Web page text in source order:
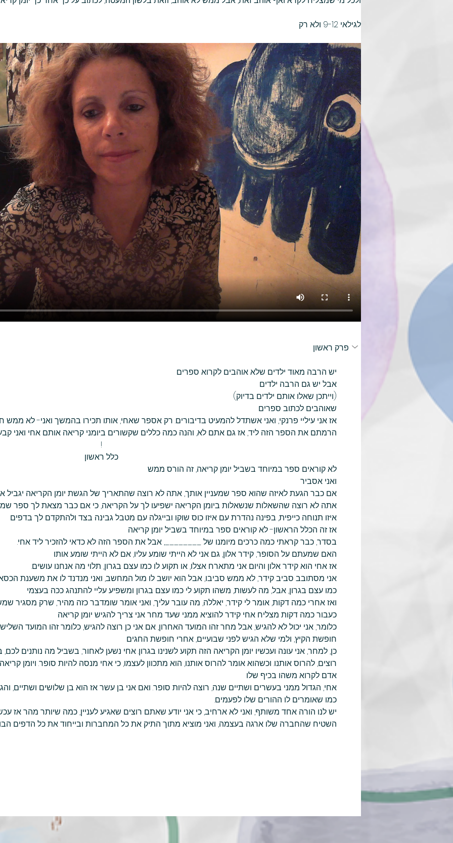
לגילאי 9-12 ולא רק
פרק ראשון
יש הרבה מאוד ילדים שלא אוהבים לקרוא ספרים
אבל יש גם הרבה ילדים
(וייתכן שאלו אותם ילדים בדיוק)
שאוהבים לכתוב ספרים
אז אני עיליי פרנקי, ואני אשתדל להמעיט בדיבורים. רק אספר שאחי, אותו תכירו בהמשך ואני- לא ממש
הרמתם את הספר הזה ליד, אז גם אתם לא, והנה כמה כללים שקשורים ביומני קריאה אותם אחי ואני
!
כלל ראשון
לא קוראים ספר במיוחד בשביל יומן קריאה, זה הורס ממש
ואני אסביר
אם כבר הגעת לאיזה שהוא ספר שמעניין אותך, אתה לא רוצה שהתאריך של הגשת יומן הקריאה יגביל
אתה לא רוצה שהשאלות שנשאלות ביומן הקריאה ישפיעו לך על הקריאה, כי אם כבר מצאת לך ספר
איזו תנוחה כייפית, בפינה נהדרת עם איזו כוס שוקו ובייגלה עם מטבל גבינה בצד ולהתקדם לך בדפים
אז זה הכלל הראשון- לא קוראים ספר במיוחד בשביל יומן קריאה
בסדר, כבר קראתי כמה כרכים מיומנו של ________, אבל את הספר הזה לא כדאי להזכיר ליד אחי.
האם שמעתם על הסופר, קידר אלון, גם אני לא הייתי שומע עליו, אם לא הייתי שומע אותו
אז אחי הוא קידר אלון והיום אני מתארח אצלו, או תקוע לו כמו עצם בגרון, תלוי מה אנחנו עושים.
אני מסתובב סביב קידר, לא ממש סביבו, אבל הוא יושב לו מול המחשב, ואני מנדנד לו את משענת
כמו עצם בגרון, אבל, מה לעשות, משהו תקוע לי כמו עצם בגרון ומשפיע עליי להתנהג ככה בעצמי
ואז אחרי כמה דקות, אומר לי קידר, יאללה, מה עובר עליך, ואני אומר שומדבר כזה מהיר, שרק מסגיר
כעבור כמה דקות מצליח אחי קידר להוציא ממני שעד מחר אני צריך להגיש יומן קריאה
כלומר, אני יכול לא להגיש, אבל מחר זהו המועד האחרון, אם אני כן רוצה להגיש, כלומר זהו המועד
חופשת הקיץ, ולמי שלא הגיש לפני שבועיים, אחרי חופשת החגים
כן, למחר, אני עונה ועכשיו יומן הקריאה הזה תקוע לשנינו בגרון. אחי נשען לאחור, בשביל מה נותנים
רוצים, להרוס אותנו. וכשהוא אומר להרוס אותנו, הוא מתכוון לעצמו, כי אחי מנסה להיות סופר. ויומן
אדם לקרוא משהו בכיף שלו
אחי, הגדול ממני בעשרים ושתיים שנה, רוצה להיות סופר. ואם אני בן עשר אז הוא בן שלושים ושתיים,
כמו שאומרים לו ההורים שלו לפעמים.
יש לנו הורה אחד משותף, ואני לא ארחיב, כי אני יודע שאתם רוצים שאגיע לעניין, כמה שיותר מהר אז
השטיח שהחברה שלו ארגה בעצמה, ואני מוציא מתוך התיק את כל המחברות ובייחוד את כל הדפים